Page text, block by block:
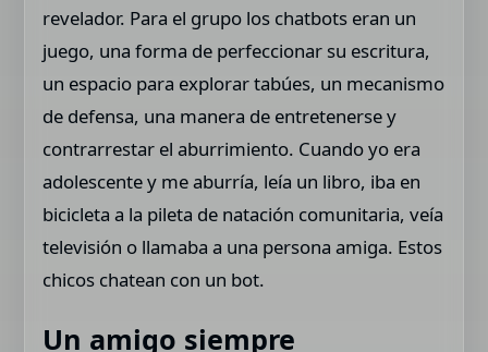
revelador. Para el grupo los chatbots eran un
juego, una forma de perfeccionar su escritura,
un espacio para explorar tabúes, un mecanismo
de defensa, una manera de entretenerse y
contrarrestar el aburrimiento. Cuando yo era
adolescente y me aburría, leía un libro, iba en
bicicleta a la pileta de natación comunitaria, veía
televisión o llamaba a una persona amiga. Estos
chicos chatean con un bot.
Un amigo siempre